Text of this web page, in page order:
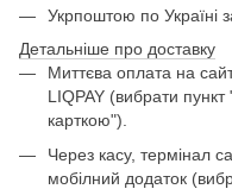
Укрпоштою по Україні
Детальніше про доставку
Миттєва оплата на
LIQPAY (вибрати
карткою").
Через касу, термінал
мобілний додаток